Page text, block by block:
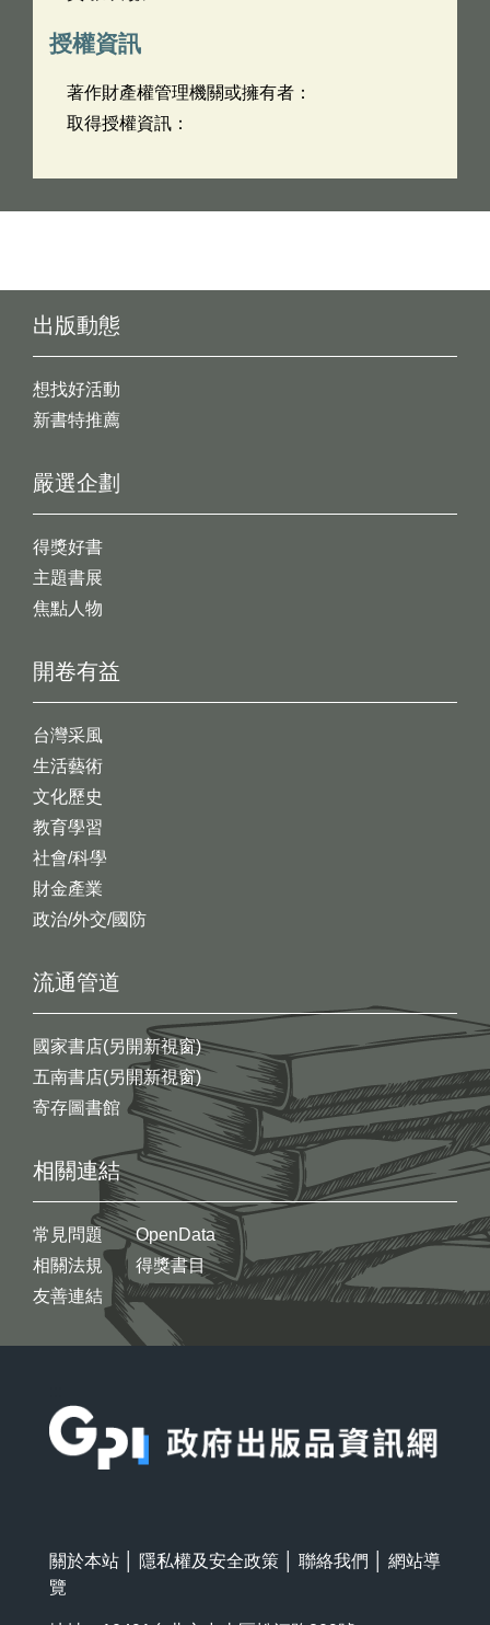
授權資訊
著作財產權管理機關或擁有者：
取得授權資訊：
出版動態
想找好活動
新書特推薦
開卷有益
台灣采風
生活藝術
文化歷史
教育學習
社會/科學
財金產業
政治/外交/國防
嚴選企劃
得獎好書
主題書展
焦點人物
流通管道
國家書店(另開新視窗)
五南書店(另開新視窗)
寄存圖書館
相關連結
常見問題
相關法規
友善連結
OpenData
得獎書目
關於本站 隱私權及安全政策 聯絡我們
網站導
覽